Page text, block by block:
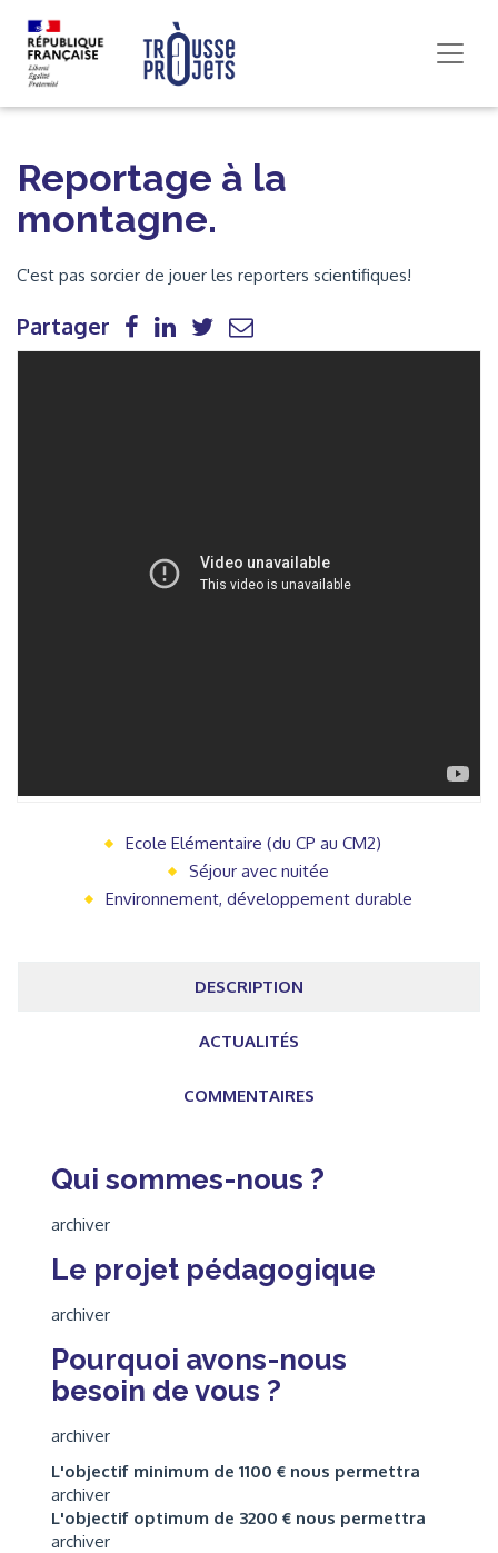
Reportage à la
montagne.
C'est pas sorcier de jouer les reporters scientifiques!
Partager
Ecole Elémentaire (du CP au CM2)
Séjour avec nuitée
Environnement, développement durable
DESCRIPTION
ACTUALITÉS
COMMENTAIRES
Qui sommes-nous ?
archiver
Le projet pédagogique
archiver
Pourquoi avons-nous
besoin de vous ?
archiver
L'objectif minimum de 1100 € nous permettra
archiver
L'objectif optimum de 3200 € nous permettra
archiver